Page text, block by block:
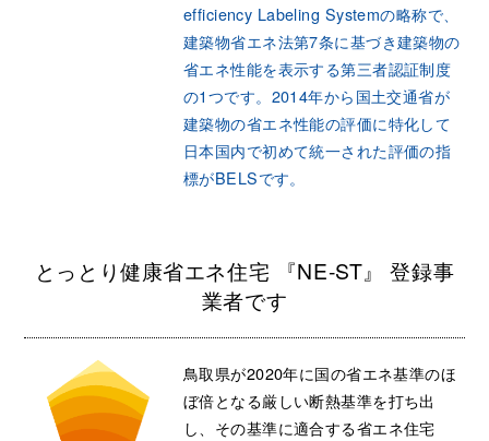
efficiency Labeling Systemの略称で、
建築物省エネ法第7条に基づき建築物の
省エネ性能を表示する第三者認証制度
の1つです。2014年から国土交通省が
建築物の省エネ性能の評価に特化して
日本国内で初めて統一された評価の指
標がBELSです。
とっとり健康省エネ住宅 『NE-ST』 登録事
業者です
鳥取県が2020年に国の省エネ基準のほ
ぼ倍となる厳しい断熱基準を打ち出
し、その基準に適合する省エネ住宅